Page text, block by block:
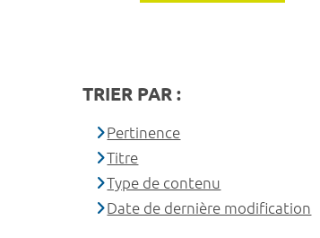
TRIER PAR :
Pertinence
Titre
Type de contenu
Date de dernière modification